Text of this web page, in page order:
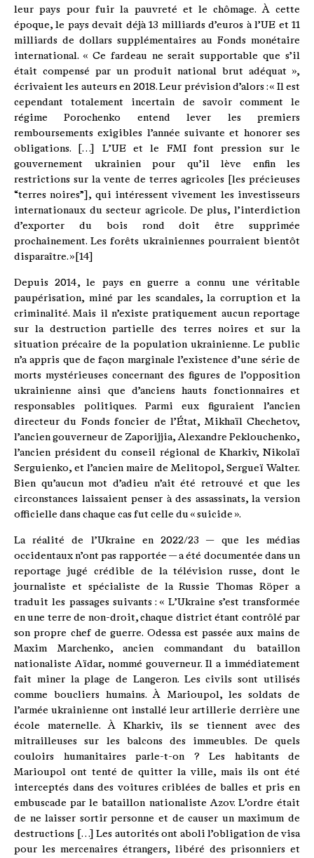
leur pays pour fuir la pauvreté et le chômage. À cette
époque, le pays devait déjà 13 milliards d’euros à l’UE et 11
milliards de dollars supplémentaires au Fonds monétaire
international. « Ce fardeau ne serait supportable que s’il
était compensé par un produit national brut adéquat »,
écrivaient les auteurs en 2018. Leur prévision d’alors : « Il est
cependant totalement incertain de savoir comment le
régime Porochenko entend lever les premiers
remboursements exigibles l’année suivante et honorer ses
obligations. […] L’UE et le FMI font pression sur le
gouvernement ukrainien pour qu’il lève enfin les
restrictions sur la vente de terres agricoles [les précieuses
“terres noires”], qui intéressent vivement les investisseurs
internationaux du secteur agricole. De plus, l’interdiction
d’exporter du bois rond doit être supprimée
prochainement. Les forêts ukrainiennes pourraient bientôt
disparaître. »[14]
Depuis 2014, le pays en guerre a connu une véritable
paupérisation, miné par les scandales, la corruption et la
criminalité. Mais il n’existe pratiquement aucun reportage
sur la destruction partielle des terres noires et sur la
situation précaire de la population ukrainienne. Le public
n’a appris que de façon marginale l’existence d’une série de
morts mystérieuses concernant des figures de l’opposition
ukrainienne ainsi que d’anciens hauts fonctionnaires et
responsables politiques. Parmi eux figuraient l’ancien
directeur du Fonds foncier de l’État, Mikhaïl Chechetov,
l’ancien gouverneur de Zaporijjia, Alexandre Peklouchenko,
l’ancien président du conseil régional de Kharkiv, Nikolaï
Serguienko, et l’ancien maire de Melitopol, Sergueï Walter.
Bien qu’aucun mot d’adieu n’ait été retrouvé et que les
circonstances laissaient penser à des assassinats, la version
officielle dans chaque cas fut celle du « suicide ».
La réalité de l’Ukraine en 2022/23 — que les médias
occidentaux n’ont pas rapportée — a été documentée dans un
reportage jugé crédible de la télévision russe, dont le
journaliste et spécialiste de la Russie Thomas Röper a
traduit les passages suivants : « L’Ukraine s’est transformée
en une terre de non-droit, chaque district étant contrôlé par
son propre chef de guerre. Odessa est passée aux mains de
Maxim Marchenko, ancien commandant du bataillon
nationaliste Aïdar, nommé gouverneur. Il a immédiatement
fait miner la plage de Langeron. Les civils sont utilisés
comme boucliers humains. À Marioupol, les soldats de
l’armée ukrainienne ont installé leur artillerie derrière une
école maternelle. À Kharkiv, ils se tiennent avec des
mitrailleuses sur les balcons des immeubles. De quels
couloirs humanitaires parle-t-on ? Les habitants de
Marioupol ont tenté de quitter la ville, mais ils ont été
interceptés dans des voitures criblées de balles et pris en
embuscade par le bataillon nationaliste Azov. L’ordre était
de ne laisser sortir personne et de causer un maximum de
destructions […] Les autorités ont aboli l’obligation de visa
pour les mercenaires étrangers, libéré des prisonniers et